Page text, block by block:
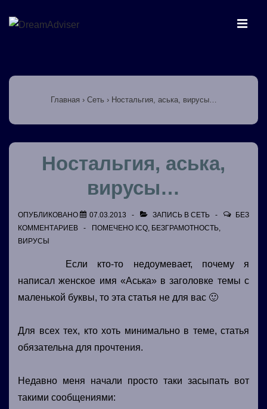
Перейти
содержимому
навигация
Главная › Сеть › Ностальгия, аська, вирусы…
Ностальгия, аська,
вирусы…
ОПУБЛИКОВАНО 07.03.2013 ЗАПИСЬ В СЕТЬ
БЕЗ
КОММЕНТАРИЕВ
ПОМЕЧЕНО ICQ, БЕЗГРАМОТНОСТЬ,
ВИРУСЫ
Если кто-то недоумевает, почему я
написал женское имя «Аська» в заголовке темы с
маленькой буквы, то эта статья не для вас 🙂
Для всех тех, кто хоть минимально в теме, статья
обязательна для прочтения.
Недавно меня начали просто таки засыпать вот
такими сообщениями: